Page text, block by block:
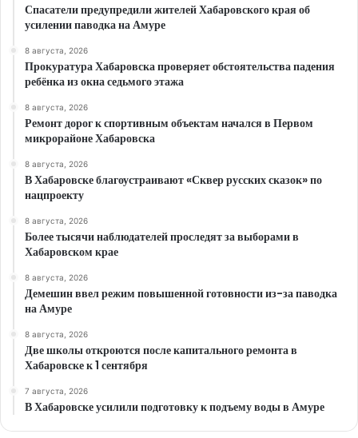
Спасатели предупредили жителей Хабаровского края об
усилении паводка на Амуре
8 августа, 2026
Прокуратура Хабаровска проверяет обстоятельства падения
ребёнка из окна седьмого этажа
8 августа, 2026
Ремонт дорог к спортивным объектам начался в Первом
микрорайоне Хабаровска
8 августа, 2026
В Хабаровске благоустраивают «Сквер русских сказок» по
нацпроекту
8 августа, 2026
Более тысячи наблюдателей проследят за выборами в
Хабаровском крае
8 августа, 2026
Демешин ввел режим повышенной готовности из-за паводка
на Амуре
8 августа, 2026
Две школы откроются после капитального ремонта в
Хабаровске к 1 сентября
7 августа, 2026
В Хабаровске усилили подготовку к подъему воды в Амуре